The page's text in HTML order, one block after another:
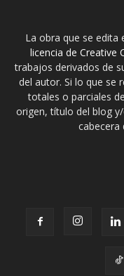
La obra que se edita
licencia de Creative
trabajos derivados de
del autor. Si lo que se
totales o parciales
origen, título del blog
cabecera